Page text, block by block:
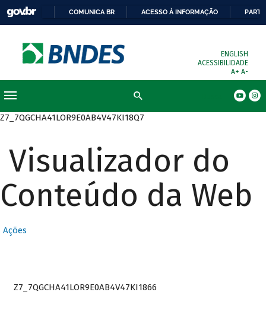
COMUNICA BR ACESSO À INFORMAÇÃO
ENGLISH
ACESSIBILIDADE
A+ A-
Z7_7QGCHA41LOR9E0AB4V47KI18Q7
Visualizador do
Conteúdo da Web
Ações
Z7_7QGCHA41LOR9E0AB4V47KI1866